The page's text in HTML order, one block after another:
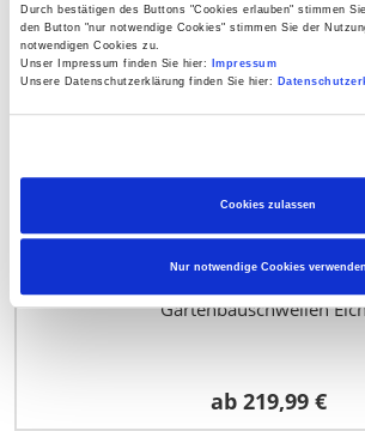
Durch bestätigen des Buttons "Cookies erlauben" stimmen
den Button "nur notwendige Cookies" stimmen Sie der
notwendigen Cookies zu.
Unser Impressum finden Sie hier:
Impressum
Unsere Datenschutzerklärung finden Sie hier:
Cookies zulassen
Nur notwendige Cookies verwenden
Gartenbauschwellen
ab 219,99 €